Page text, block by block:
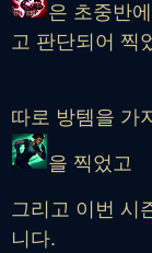
은 초중반
고 판단되어 찍
따로 방템을 가
을 찍었고
그리고 이번 시
니다.